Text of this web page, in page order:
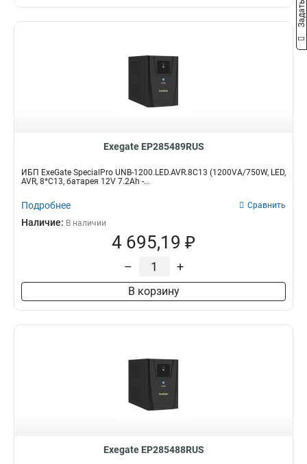
Exegate EP285489RUS
ИБП ExeGate SpecialPro UNB-1200.LED.AVR.8C13 (1200VA/750W, LED,
AVR, 8*C13, батарея 12V 7.2Ah -...
Подробнее Сравнить
Наличие: В наличии
4 695,19 ₽
– +
В корзину
Exegate EP285488RUS